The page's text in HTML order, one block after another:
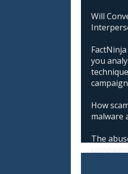
Will
you
How
malware
The